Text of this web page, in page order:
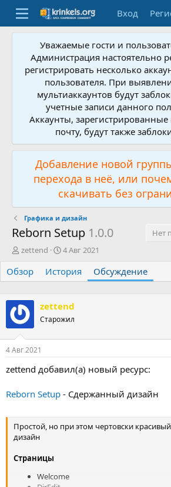
Вход
Уважаемые гости и
Администрация настоятельно
регистрировать несколько
пользователя. При
мультиаккаунтов будут
учетные записи данного
Аккаунты,
почту, будут также
Добавление новой
перехода в неё, или
скачивать без
Графика и дизайн
Reborn Setup 1.0.0
Нет
А
т
о
т
е
м
ы
zettend
Д
т
а
а
а
4 Авг 2021
Обзор История Обсуждение
zettend
Старожил
4 Авг 2021
zettend добавил(а) новый ресурс:
Reborn Setup - Сдержанный дизайн
Простой, но при этом чертовски
дизайн
Страницы
Welcome